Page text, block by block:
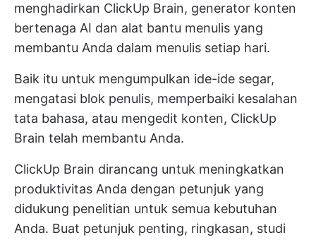
menghadirkan ClickUp Brain, generator konten
bertenaga AI dan alat bantu menulis yang
membantu Anda dalam menulis setiap hari.
Baik itu untuk mengumpulkan ide-ide segar,
mengatasi blok penulis, memperbaiki kesalahan
tata bahasa, atau mengedit konten, ClickUp
Brain telah membantu Anda.
ClickUp Brain dirancang untuk meningkatkan
produktivitas Anda dengan petunjuk yang
didukung penelitian untuk semua kebutuhan
Anda. Buat petunjuk penting, ringkasan, studi